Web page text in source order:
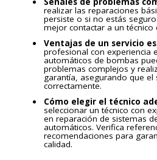
realizar las reparaciones
persiste o si no estás
mejor contactar a un técnico
Ventajas de un servicio
profesional con experiencia
automáticos de bombas
problemas complejos y
garantía, asegurando que el
correctamente.
Cómo elegir el técnico
seleccionar un técnico con
en reparación de sistemas
automáticos. Verifica
recomendaciones para
calidad.